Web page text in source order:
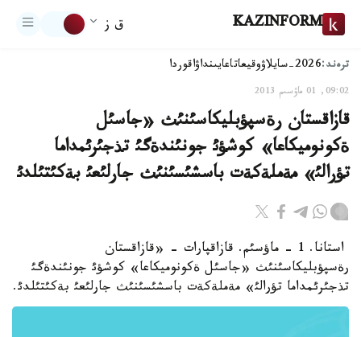
KAZINFORM ق ز
ترەند:2026-سايلاۋ وقيعاتاعايىنداۋاقوردا
09:02, 01 ماۋسىم 2013
قازاقستان رةسپؤبليكاسئنئث «جاسئل
ةكونوميكاعا» كوشؤئ جونئندةگئ تذجئرئمداما
تؤرالئ» مةملةكةت باسشئسئنئث جارلئعئ بةكئتئلدئ
استانا. 1 - ماؤسئم. قازاقپارات - «قازاقستان
رةسپؤبليكاسئنئث «جاسئل ةكونوميكاعا» كوشؤئ جونئندةگئ
تذجئرئمداما تؤرالئ» مةملةكةت باسشئسئنئث جارلئعئ بةكئتئلدئ.